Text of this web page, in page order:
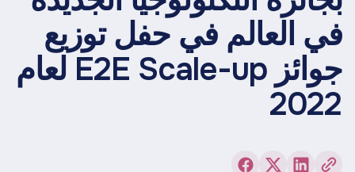
في العالم في حفل توزيع
جوائز E2E Scale-up لعام
2022